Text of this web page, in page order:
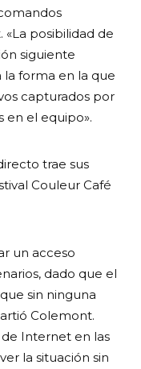
«La posibilidad de
siguiente
forma en la que
capturados por
en el equipo».
trae sus
Couleur Café
un acceso
dado que el
sin ninguna
Colemont.
Internet en las
la situación sin